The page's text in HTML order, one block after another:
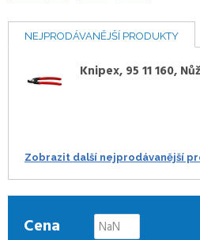
NEJPRODÁVANĚJŠÍ PRODUKTY
Knipex, 95 11 160,
Zobrazit další nejprodávanější
Cena